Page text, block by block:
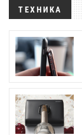
ТЕХНИКА